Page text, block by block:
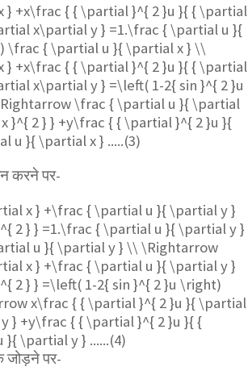
+x\frac { { \partial }^{ 2 }u }{ { \partial
x\partial y } =1.\frac { \partial u }{
\frac { \partial u }{ \partial x } \\
+x\frac { { \partial }^{ 2 }u }{ { \partial
x\partial y } =\left( 1-2{ sin }^{ 2 }u
\frac { \partial u }{ \partial
}^{ 2 } } +y\frac { { \partial }^{ 2 }u }{
u }{ \partial x } .....(3)
करने पर-
x } +\frac { \partial u }{ \partial y }
2 } } =1.\frac { \partial u }{ \partial y }
u }{ \partial y } \\ \Rightarrow
x } +\frac { \partial u }{ \partial y }
2 } } =\left( 1-2{ sin }^{ 2 }u \right)
x\frac { { \partial }^{ 2 }u }{ \partial
} +y\frac { { \partial }^{ 2 }u }{ {
\partial y } ......(4)
जोड़ने पर-